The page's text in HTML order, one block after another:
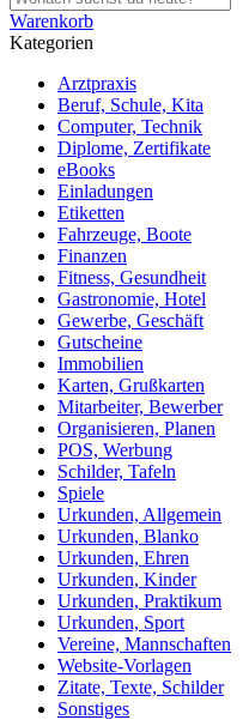
Warenkorb
Kategorien
Arztpraxis
Beruf, Schule, Kita
Computer, Technik
Diplome, Zertifikate
eBooks
Einladungen
Etiketten
Fahrzeuge, Boote
Finanzen
Fitness, Gesundheit
Gastronomie, Hotel
Gewerbe, Geschäft
Gutscheine
Immobilien
Karten, Grußkarten
Mitarbeiter, Bewerber
Organisieren, Planen
POS, Werbung
Schilder, Tafeln
Spiele
Urkunden, Allgemein
Urkunden, Blanko
Urkunden, Ehren
Urkunden, Kinder
Urkunden, Praktikum
Urkunden, Sport
Vereine, Mannschaften
Website-Vorlagen
Zitate, Texte, Schilder
Sonstiges